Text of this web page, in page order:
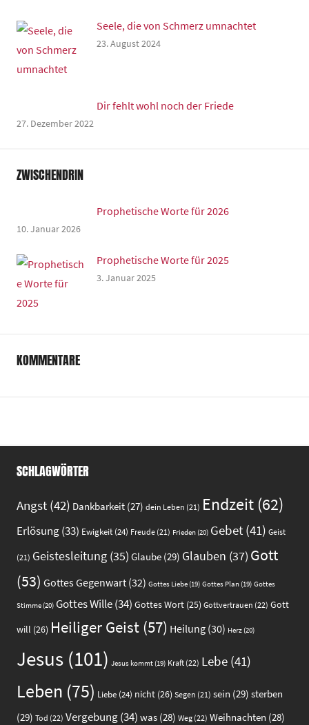
Seele, die von Schmerz umnachtet
23. August 2024
Dir fehlt wohl noch der Friede
27. Dezember 2022
ZWISCHENDRIN
Prophetische Worte für 2026
10. Januar 2026
Prophetische Worte für 2025
3. Januar 2025
KOMMENTARE
SCHLAGWÖRTER
Angst (42) Dankbarkeit (27) dein Leben (21) Endzeit (62)
Erlösung(33) Ewigkeit (24) Freude (21) Frieden (20) Gebet (41) Geist
(21) Geistesleitung (35) Glaube (29) Glauben (37) Gott
(53) Gottes Gegenwart (32) Gottes Liebe (19) Gottes Plan (19) Gottes
Stimme (20) Gottes Wille(34) Gottes Wort (25) Gottvertrauen (22) Gott
will (26) Heiliger Geist (57) Heilung (30) Herz (20)
Jesus (101) Jesus kommt (19) Kraft (22) Lebe (41)
Leben (75) Liebe (24) nicht (26) Segen (21) sein (29) sterben
(29) Tod (22) Vergebung(34) was (28) Weg (22) Weihnachten (28)